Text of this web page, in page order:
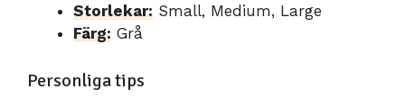
Storlekar: Small, Medium, Large
Färg: Grå
Personliga tips